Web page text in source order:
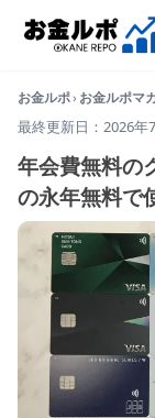
お金ルポ› お金ルポマ
最終更新日：2026年
年会費無料の
の永年無料で